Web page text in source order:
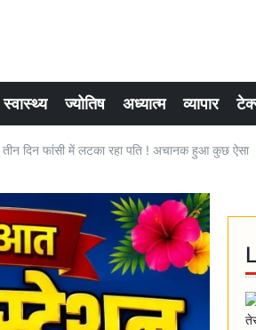
स्वास्थ्य ज्योतिष अध्यात्म व्यापार
दिन फांसी में लटका रहा पति ! अचानक हुआ कुछ ऐसा